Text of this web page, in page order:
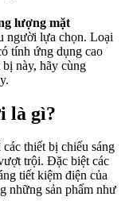
lượng mặt
người lựa chọn. Loại
tính ứng dụng cao
này, hãy cùng
là gì?
thiết bị chiếu sáng
trội. Đặc biệt các
tiết kiệm điện của
những sản phẩm như